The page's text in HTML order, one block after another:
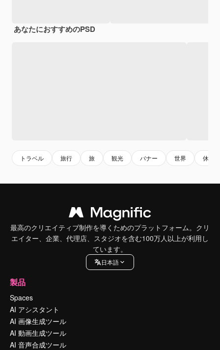
あなたにおすすめのPSD
トラベル 旅行 旅 観光 バナー 世界 休暇
最高のクリエイティブ制作を導くためのプラットフォーム。クリ
エイター、企業、代理店、スタジオを含む100万人以上が利用し
ています。
日本語
製品
Spaces
AI アシスタント
AI 画像生成ツール
AI 動画生成ツール
AI 音声合成ツール